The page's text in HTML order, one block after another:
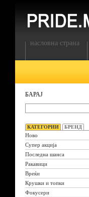
насловна страна
БАРАЈ
КАТЕГОРИИ БРЕНД
Ново
Супер акција
Последна шанса
Ракавици
Вреќи
Крушки и топки
Фокусери